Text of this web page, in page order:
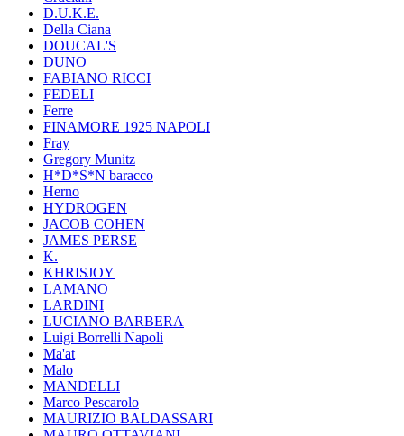
D.U.K.E.
Della Ciana
DOUCAL'S
DUNO
FABIANO RICCI
FEDELI
Ferre
FINAMORE 1925 NAPOLI
Fray
Gregory Munitz
H*D*S*N baracco
Herno
HYDROGEN
JACOB COHEN
JAMES PERSE
K.
KHRISJOY
LAMANO
LARDINI
LUCIANO BARBERA
Luigi Borrelli Napoli
Ma'at
Malo
MANDELLI
Marco Pescarolo
MAURIZIO BALDASSARI